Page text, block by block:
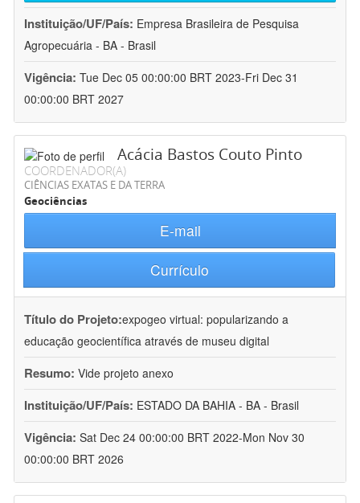
Instituição/UF/País: Empresa Brasileira de Pesquisa
Agropecuária - BA - Brasil
Vigência: Tue Dec 05 00:00:00 BRT 2023-Fri Dec 31
00:00:00 BRT 2027
Acácia Bastos Couto Pinto
COORDENADOR(A)
CIÊNCIAS EXATAS E DA TERRA
Geociências
E-mail
Currículo
Título do Projeto:expogeo virtual: popularizando a
educação geocientífica através de museu digital
Resumo: Vide projeto anexo
Instituição/UF/País: ESTADO DA BAHIA - BA - Brasil
Vigência: Sat Dec 24 00:00:00 BRT 2022-Mon Nov 30
00:00:00 BRT 2026